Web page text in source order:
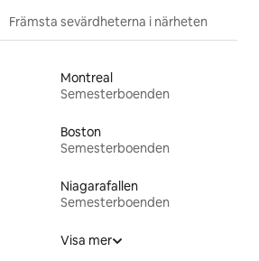
Främsta sevärdheterna i närheten
Montreal
Semesterboenden
Boston
Semesterboenden
Niagarafallen
Semesterboenden
Visa mer